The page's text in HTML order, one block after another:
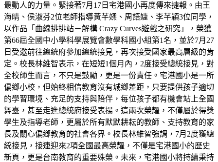
最動人的力量。緊接著7月17日宅港國小再度傳來捷報。由王
海晴、侯淑芬2位老師指導黃芊媃、周語婕、李芊穎3位同學，
以作品「曲線排排站－解構 Crazy Curves遊戲之研究」，榮獲
第66屆全國中小學科學展覽會數學科國小組第1名，並於7月27
日受邀前往總統府參加總統接見，再次接受國家最高層級的肯
定。校長林維智表示，在短短1個月內，2度接受總統接見，對
全校師生而言，不只是鼓勵，更是一份責任。宅港國小是一所
偏鄉小校，但始終相信教育沒有城鄉差距，只要提供孩子適切
的學習環境、充足的支持與陪伴，每位孩子都有機會站上全國
舞臺，甚至走進總統府接受表揚。這兩次榮耀，不僅屬於得獎
學生及指導老師，更屬於所有默默耕耘的教師、支持教育的家
長及關心偏鄉教育的社會各界。校長林維智強調，7月2度獲總
統接見，接連迎來2項全國最高榮耀，不僅是宅港國小的歷史
新頁，更是台南教育的重要殊榮。未來，宅港國小將持續秉持